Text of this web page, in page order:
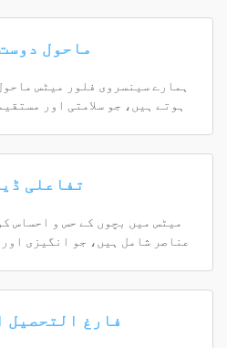
ماحول
ہمارے سینسروی فلور میٹس
ہوتے ہیں، جو سلامتی اور
تفاعلی
میٹس میں بچوں کے حس و احساس
عناصر شامل ہیں، جو انگیزی
فارغ التحصیل